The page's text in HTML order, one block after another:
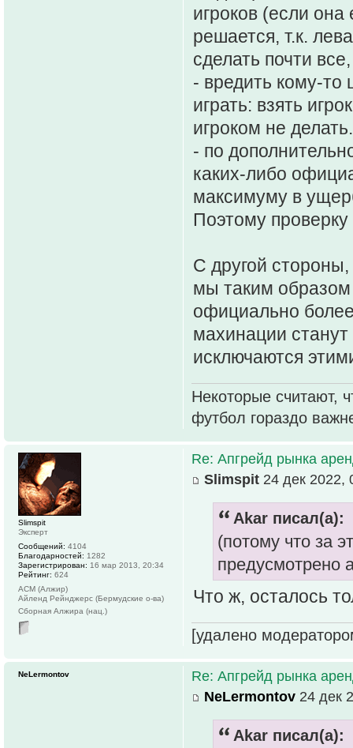
игроков (если
решается, т.к.
сделать почти
- вредить кому-то
играть: взять
игроком не делать.
- по
каких-либо
максимуму в
Поэтому
С другой
мы таким
официально
махинации
исключаются
Некоторые считают,
футбол гораздо
Re: Апгрейд рынка
Slimspit 24 дек 2022,
Akar писал(а):
(потому что за
предусмотрено
Что ж, осталось
[удалено
Slimspit
Эксперт
Сообщений: 4104
Благодарностей: 1282
Зарегистрирован: 16 мар 2013, 20:34
Рейтинг: 624
АСМ (Алжир)
Айленд Рейнджерс (Бермудские о-ва)
Сборная Алжира (нац.)
Re: Апгрейд рынка
NeLermontov 24 дек
Akar писал(а):
NeLermontov